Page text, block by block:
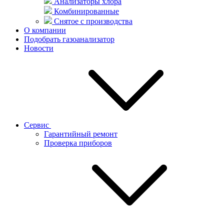
Комбинированные
Снятое с производства
О компании
Подобрать газоанализатор
Новости
Сервис
Гарантийный ремонт
Проверка приборов